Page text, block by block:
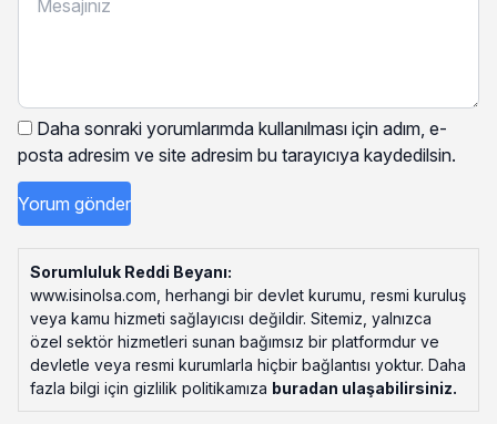
Daha sonraki yorumlarımda kullanılması için adım, e-
posta adresim ve site adresim bu tarayıcıya kaydedilsin.
Sorumluluk Reddi Beyanı:
www.isinolsa.com, herhangi bir devlet kurumu, resmi kuruluş
veya kamu hizmeti sağlayıcısı değildir. Sitemiz, yalnızca
özel sektör hizmetleri sunan bağımsız bir platformdur ve
devletle veya resmi kurumlarla hiçbir bağlantısı yoktur. Daha
fazla bilgi için gizlilik politikamıza buradan ulaşabilirsiniz.